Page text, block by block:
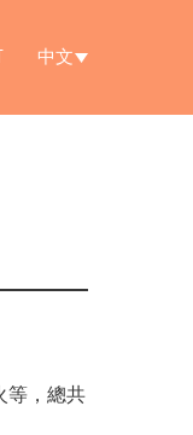
中文
等，總共